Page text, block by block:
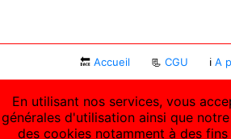
🔙 Accueil 📃 CGU ℹ A
En utilisant nos services, vous
générales d'utilisation ainsi que
des cookies notamment à des